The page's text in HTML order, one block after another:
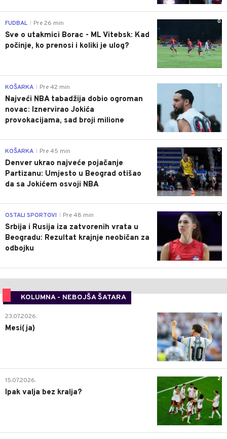
0
FUDBAL Pre 26 min
Sve o utakmici Borac - ML Vitebsk: Kad
počinje, ko prenosi i koliki je ulog?
0
KOŠARKA Pre 42 min
Najveći NBA tabadžija dobio ogroman
novac: Iznervirao Jokića
provokacijama, sad broji milione
0
KOŠARKA Pre 45 min
Denver ukrao najveće pojačanje
Partizanu: Umjesto u Beograd otišao
da sa Jokićem osvoji NBA
0
OSTALI SPORTOVI Pre 48 min
Srbija i Rusija iza zatvorenih vrata u
Beogradu: Rezultat krajnje neobičan za
odbojku
KOLUMNA - NEBOJŠA ŠATARA
0
23.07.2026.
Mesi(ja)
2
15.07.2026.
Ipak valja bez kralja?